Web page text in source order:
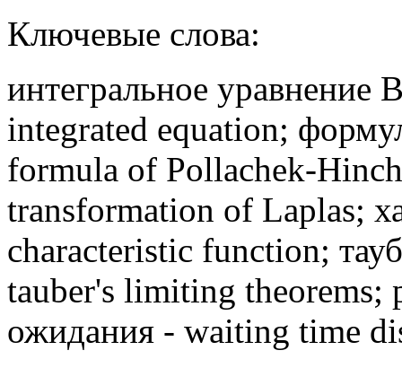
Ключевые слова:
интегральное
integrated equation;
formula of Pollachek-
transformation of Laplas;
characteristic function;
tauber's limiting theorems;
ожидания - waiting time